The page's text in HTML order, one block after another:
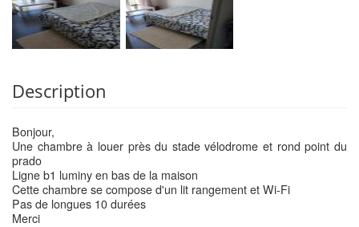
Description
Bonjour,
Une chambre à louer près du stade vélodrome et rond point du
prado
Ligne b1 luminy en bas de la maison
Cette chambre se compose d'un lit rangement et Wi-Fi
Pas de longues 10 durées
Merci